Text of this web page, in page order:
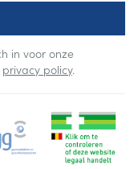
in voor onze
privacy policy.